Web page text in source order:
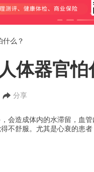
什么？
体器官怕
分享
会造成体内的水滞留，血
不舒服。尤其是心衰的患